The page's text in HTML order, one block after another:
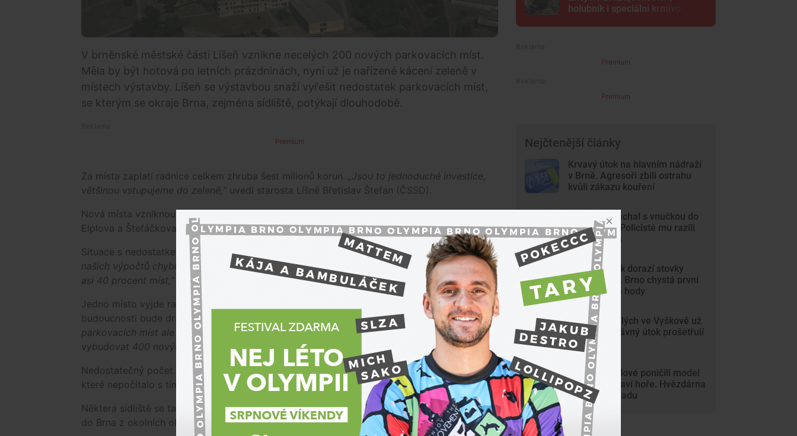
V brněnské městské části Líšeň vznikne necelých 200 nových parkovacích míst.
Měla by být hotová po letních prázdninách, nyní už je nařízené kácení zeleně v
místech výstavby. Líšeň se výstavbou snaží vyřešit nedostatek parkovacích míst,
se kterým se okraje Brna, zejména sídliště, potýkají dlouhodobě.
Premium
Za místa zaplatí radnice celkem zhruba šest milionů korun.
„Jsou to jednoduché investice,
většinou vstupujeme do zeleně,“ uvedl starosta Líšně Břetislav Štefan (ČSSD).
Nová místa vzniknou u polikliniky Horníkova, v ulicích Molákova, Synkova, Horníkova,
Elplova a Štefáčkova. Celkem přibyde 194 míst.
Situace s nedostatkem parkovacích míst se tak podle Štefana zlepší jen mírně.„Podle
našich výpočtů chybí zhruba 50 procent parkovacích míst. Díky této výstavbě bude chybět
asi 40 procent míst,“ řekl Štefan.
Jedno místo vyjde radnici městské části na 30 tisíc korun. Budování dalších míst v
budoucnosti bude dražší, protože by se musely měnit trasy inženýrských sítí.„Ve výstavbě
parkovacích míst ale chceme pokračovat. Do konce funkčního období bychom chtěli
vybudovat 400 nových míst,"
podotkl Štefan.
Nedostatečný počet míst k parkování na brněnských sídlištích je následkem projektování,
které nepočítalo s tím, že bude tolik lidí vlastnit automobil.
Některá sídliště se také potýkají s tím, že na jejich parkoviště odstaví auto lidé, kteří přijeli
do Brna z okolních obcí a dál do centra pokračují městskou dopravou.
holubník i speciální krmivo
Premium
Premium
Nejčtenější články
Krvavý útok na hlavním nádraží
v Brně. Agresoři zbili ostrahu
kvůli zákazu kouření
Dědeček spěchal s vnučkou do
nemocnice. Policisté mu razili
cestu Brnem
Na Svoboďák dorazí stovky
krojovaných. Brno chystá první
celoměstské hody
Gang nezletilých ve Vyškově už
dořádil. Nedávný útok prošetřují
kriminalisté
Mladí vandalové poničili model
Marsu na Kraví hoře. Hvězdárna
zařídila náhradu